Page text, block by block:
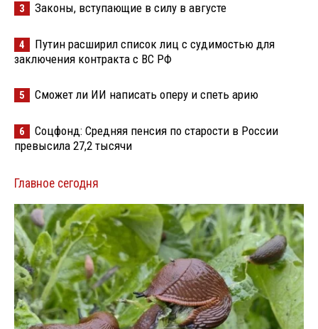
3 Законы, вступающие в силу в августе
4
Путин расширил список лиц с судимостью для
заключения контракта с ВС РФ
5 Сможет ли ИИ написать оперу и спеть арию
6
Соцфонд: Средняя пенсия по старости в России
превысила 27,2 тысячи
Главное сегодня